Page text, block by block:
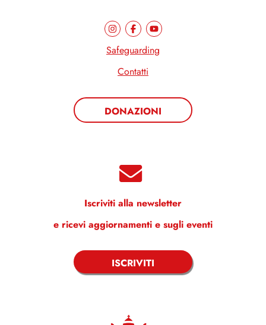
Safeguarding
Contatti
DONAZIONI
Iscriviti alla newsletter
e ricevi aggiornamenti e sugli eventi
ISCRIVITI